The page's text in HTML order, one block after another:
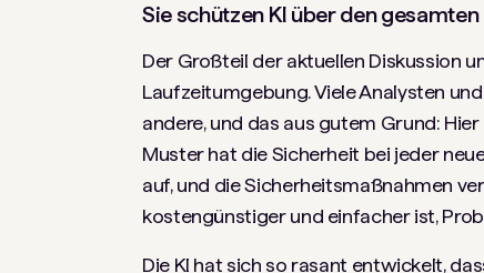
Sie schützen KI über den
Der Großteil der aktuellen Diskussion
Laufzeitumgebung. Viele Analysten
andere, und das aus gutem Grund:
Muster hat die Sicherheit bei jeder
auf, und die Sicherheitsmaßnahmen
kostengünstiger und einfacher ist,
Die KI hat sich so rasant entwickelt,